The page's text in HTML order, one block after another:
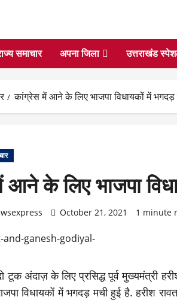
समाचार अपना जिला उत्तराखंड
कांग्रेस में आने के लिए भाजपा विधायकों में भगदड़
के लिए भाजपा
October 21, 2021 1 minute
टूक अंदाज़ के लिए प्रसिद्ध पूर्व मुख्यमंत्री
विधायकों में भगदड़ मची हुई है. हरीश